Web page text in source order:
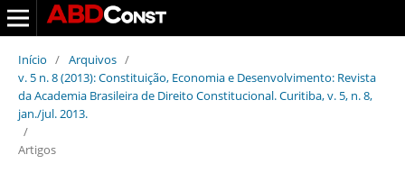
Início / Arquivos /
v. 5 n. 8 (2013): Constituição, Economia e Desenvolvimento: Revista
da Academia Brasileira de Direito Constitucional. Curitiba, v. 5, n. 8,
jan./jul. 2013.
/
Artigos